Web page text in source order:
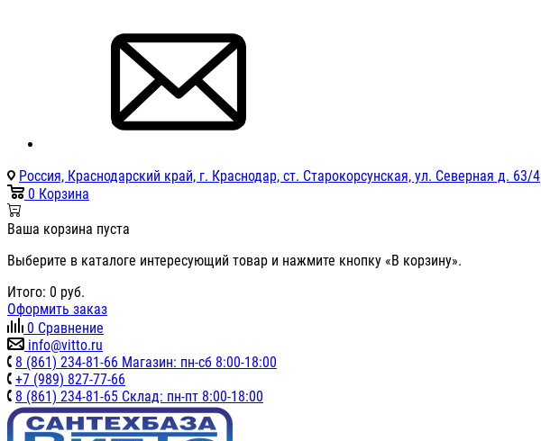
Россия, Краснодарский край, г. Краснодар, ст. Старокорсунская, ул. Северная д. 63/4
0 Корзина
Ваша корзина пуста
Выберите в каталоге интересующий товар и нажмите кнопку «В корзину».
Итого: 0 руб.
Оформить заказ
0 Сравнение
info@vitto.ru
8 (861) 234-81-66 Магазин: пн-сб 8:00-18:00
+7 (989) 827-77-66
8 (861) 234-81-65 Склад: пн-пт 8:00-18:00